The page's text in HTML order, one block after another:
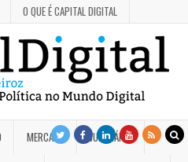
O QUE É CAPITAL DIGITAL
MERCADO JUDICIÁRIO